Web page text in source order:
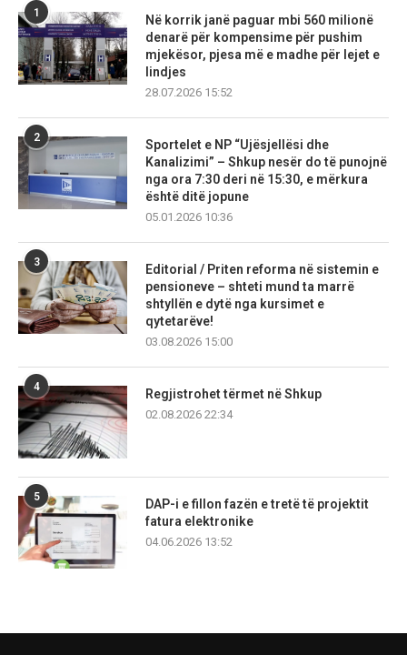
1
Në korrik janë paguar mbi 560 milionë
denarë për kompensime për pushim
mjekësor, pjesa më e madhe për lejet e
lindjes
28.07.2026 15:52
2
Sportelet e NP “Ujësjellësi dhe
Kanalizimi” – Shkup nesër do të punojnë
nga ora 7:30 deri në 15:30, e mërkura
është ditë jopune
05.01.2026 10:36
3
Editorial / Priten reforma në sistemin e
pensioneve – shteti mund ta marrë
shtyllën e dytë nga kursimet e
qytetarëve!
03.08.2026 15:00
4
Regjistrohet tërmet në Shkup
02.08.2026 22:34
5
DAP-i e fillon fazën e tretë të projektit
fatura elektronike
04.06.2026 13:52